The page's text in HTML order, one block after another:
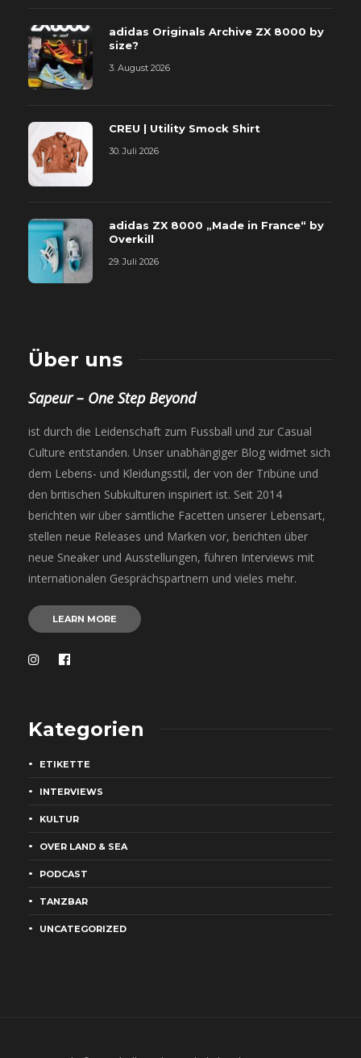
adidas Originals Archive ZX 8000 by
size?
3. August 2026
CREU | Utility Smock Shirt
30. Juli 2026
adidas ZX 8000 „Made in France“ by
Overkill
29. Juli 2026
Über uns
Sapeur – One Step Beyond
ist durch die Leidenschaft zum Fussball und zur Casual
Culture entstanden. Unser unabhängiger Blog widmet sich
dem Lebens- und Kleidungsstil, der von der Tribüne und
den britischen Subkulturen inspiriert ist. Seit 2014
berichten wir über sämtliche Facetten unserer Lebensart,
stellen neue Releases und Marken vor, berichten über
neue Sneaker und Ausstellungen, führen Interviews mit
internationalen Gesprächspartnern und vieles mehr.
LEARN MORE
Kategorien
ETIKETTE
INTERVIEWS
KULTUR
OVER LAND & SEA
PODCAST
TANZBAR
UNCATEGORIZED